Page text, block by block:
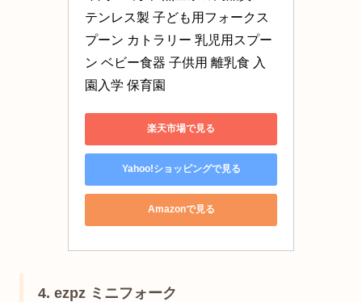
テンレス製 子ども用フォークス
プーン カトラリー 乳児用スプー
ン ベビー食器 子供用 離乳食 入
園入学 保育園
楽天市場で見る
Yahoo!ショッピングで見る
Amazonで見る
4. ezpz ミニフォーク